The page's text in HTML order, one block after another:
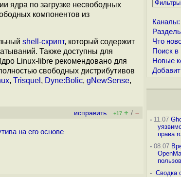
ядра по загрузке несвободных
компонентов из
shell-скрипт, который содержит
Также доступны для
Linux-libre рекомендовано для
свободных дистрибутивов
, Trisquel , Dyne:Bolic, gNewSense,
исправить +17 + / –
на его основе
Каналы:
Что
Поиск в
Новые
-11.07
права
-08.07
- Сводка